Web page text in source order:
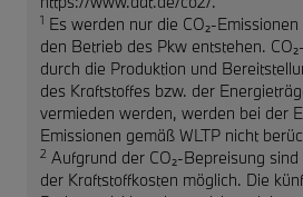
1 Es werden nur die CO₂-
den Betrieb des Pkw entstehen.
durch die Produktion und
des Kraftstoffes bzw. der
vermieden werden, werden bei der
Emissionen gemäß WLTP nicht
2 Aufgrund der CO₂-Bepreisung
der Kraftstoffkosten möglich. Die